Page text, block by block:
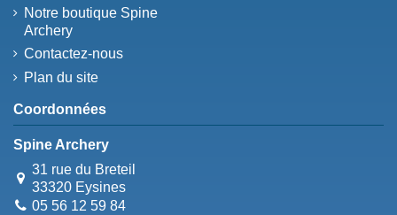
Notre boutique Spine
Archery
Contactez-nous
Plan du site
Coordonnées
Spine Archery
31 rue du Breteil
33320 Eysines
05 56 12 59 84